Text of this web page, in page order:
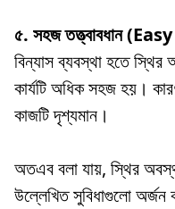
৫. সহজ তত্ত্বাবধান
বিন্যাস ব্যবস্থা হতে স্থির
কার্যটি অধিক সহজ হয়।
কাজটি দৃশ্যমান।
অতএব বলা যায়, স্থির
উল্লেখিত সুবিধাগুলো অর্জন